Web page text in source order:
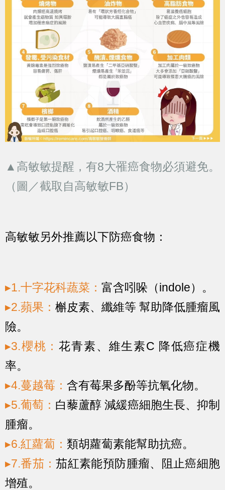
▲高敏敏提醒，有8大罹癌食物必須避免。
（圖／截取自高敏敏FB）
高敏敏另外推薦以下防癌食物：
▸1.十字花科蔬菜： 富含吲哚（indole）。
▸2.蘋果： 槲皮素、纖維等 幫助降低腫瘤風
險。
▸3.櫻桃：花青素、維生素C 降低癌症機
率。
▸4.蔓越莓： 含有莓果多酚等抗氧化物。
▸5.葡萄： 白藜蘆醇 減緩癌細胞生長、抑制
腫瘤。
▸6.紅蘿蔔： 類胡蘿蔔素能幫助抗癌。
▸7.番茄：茄紅素能預防腫瘤、阻止癌細胞
增殖。